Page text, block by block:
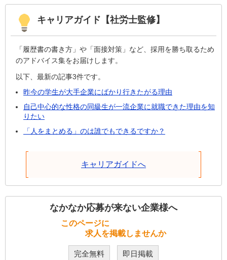
キャリアガイド【社労士監修】
「履歴書の書き方」や「面接対策」など、採用を勝ち取るため
のアドバイス集をお届けします。
以下、最新の記事3件です。
昨今の学生が大手企業にばかり行きたがる理由
自己中心的な性格の同級生が一流企業に就職できた理由を知
りたい
「人をまとめる」のは誰でもできるですか？
キャリアガイドへ
なかなか応募が来ない企業様へ
このページに
求人を掲載しませんか
完全無料 即日掲載